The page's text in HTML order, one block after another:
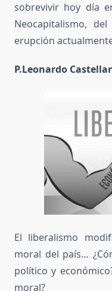
sobrevivir hoy día
Neocapitalismo,
erupción
P.Leonardo
El liberalismo
moral del país…
político y
moral?